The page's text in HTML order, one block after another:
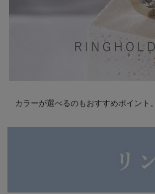
カラーが選べるのもおすすめポイント